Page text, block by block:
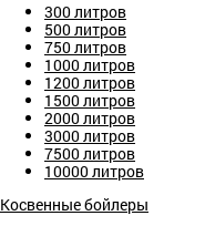
300 литров
500 литров
750 литров
1000 литров
1200 литров
1500 литров
2000 литров
3000 литров
7500 литров
10000 литров
Косвенные бойлеры